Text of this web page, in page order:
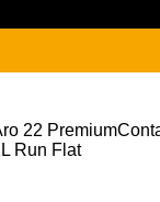
22
Run Flat